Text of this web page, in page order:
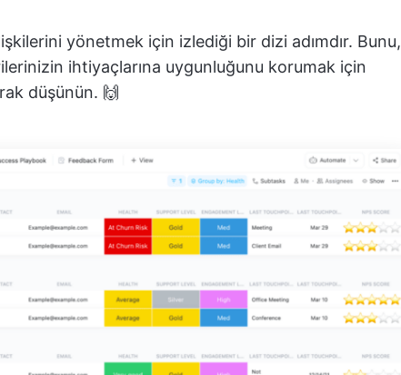
yönetmek için izlediği bir dizi adımdır. Bunu,
ihtiyaçlarına uygunluğunu korumak için
düşünün. 🙌